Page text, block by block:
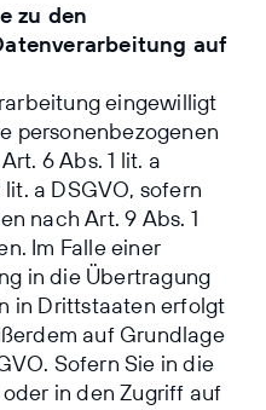
zu den
auf
eingewilligt
personenbezogenen
6 Abs. 1 lit. a
a DSGVO, sofern
nach Art. 9 Abs. 1
Im Falle einer
in die Übertragung
in Drittstaaten erfolgt
auf Grundlage
Sofern Sie in die
in den Zugriff auf